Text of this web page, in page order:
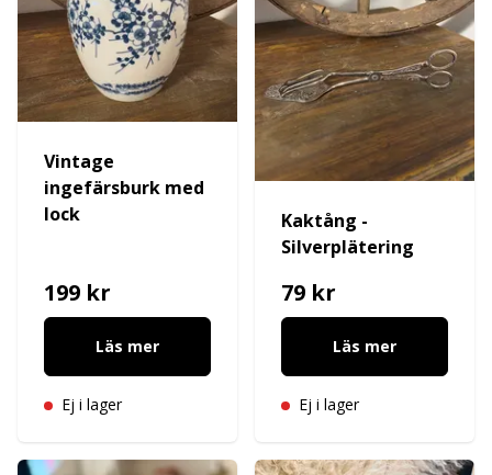
Vintage
ingefärsburk med
lock
199 kr
Läs mer
Ej i lager
Kaktång -
Silverplätering
79 kr
Läs mer
Ej i lager